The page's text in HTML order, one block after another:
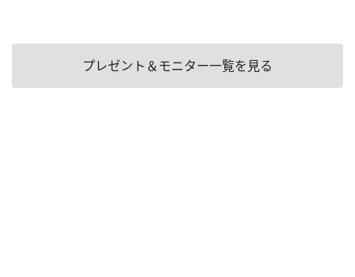
プレゼント＆モニター一覧を見る